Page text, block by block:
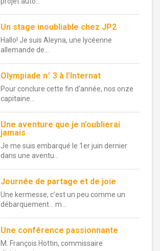
Un stage inoubliable chez JP2
Hallo! Je suis Aleyna, une lycéenne
allemande de...
Olympiade n° 3 à l’Internat
Pour conclure cette fin d’année, nos onze
capitaine...
Une aventure que je n’oublierai
jamais
Je me suis embarqué le 1er juin dernier
dans une aventu...
Journée de partage et de joie
Une kermesse, c’est un peu comme un
débarquement… m...
Une conférence passionnante
M. François Hottin, commissaire